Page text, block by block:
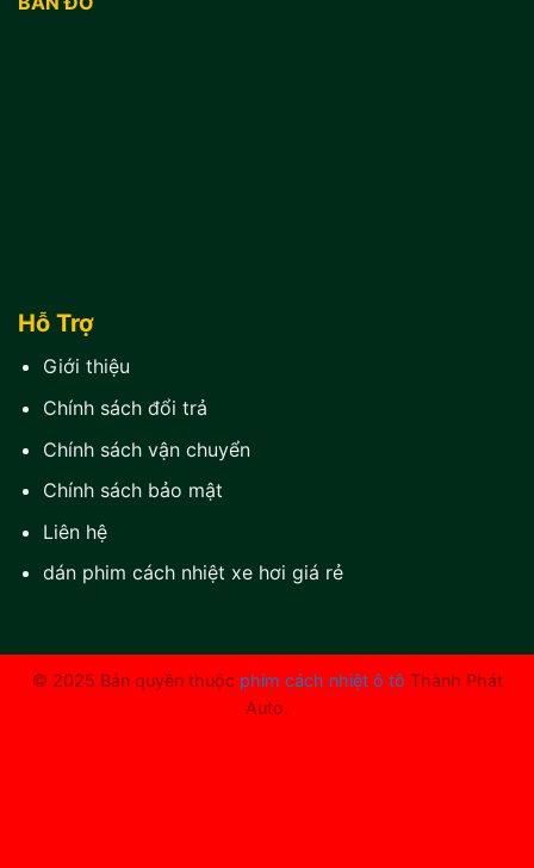
Hỗ Trợ
Giới thiệu
Chính sách đổi trả
Chính sách vận chuyển
Chính sách bảo mật
Liên hệ
dán phim cách nhiệt xe hơi giá rẻ
© 2025 Bản quyền thuộc phim cách nhiệt ô tô Thành Phát
Auto.